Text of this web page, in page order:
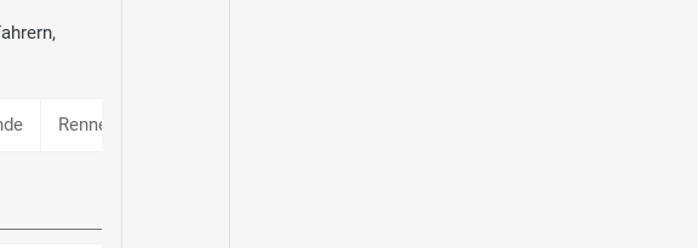
Rennen